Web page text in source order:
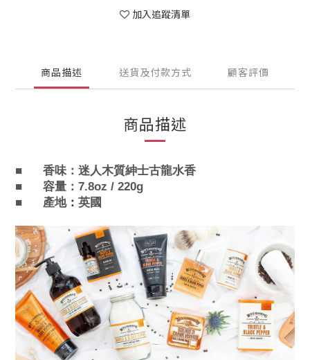
加入追蹤清單
商品描述 送貨及付款方式 顧客評價
商品描述
■ 香味： 迷人木質紳士古龍水香
■
容量 ：7.8oz / 220g
■
產地： 英國